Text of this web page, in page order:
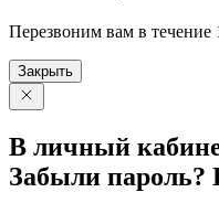
Перезвоним вам в течение
Закрыть
В личный
Забыли пароль?